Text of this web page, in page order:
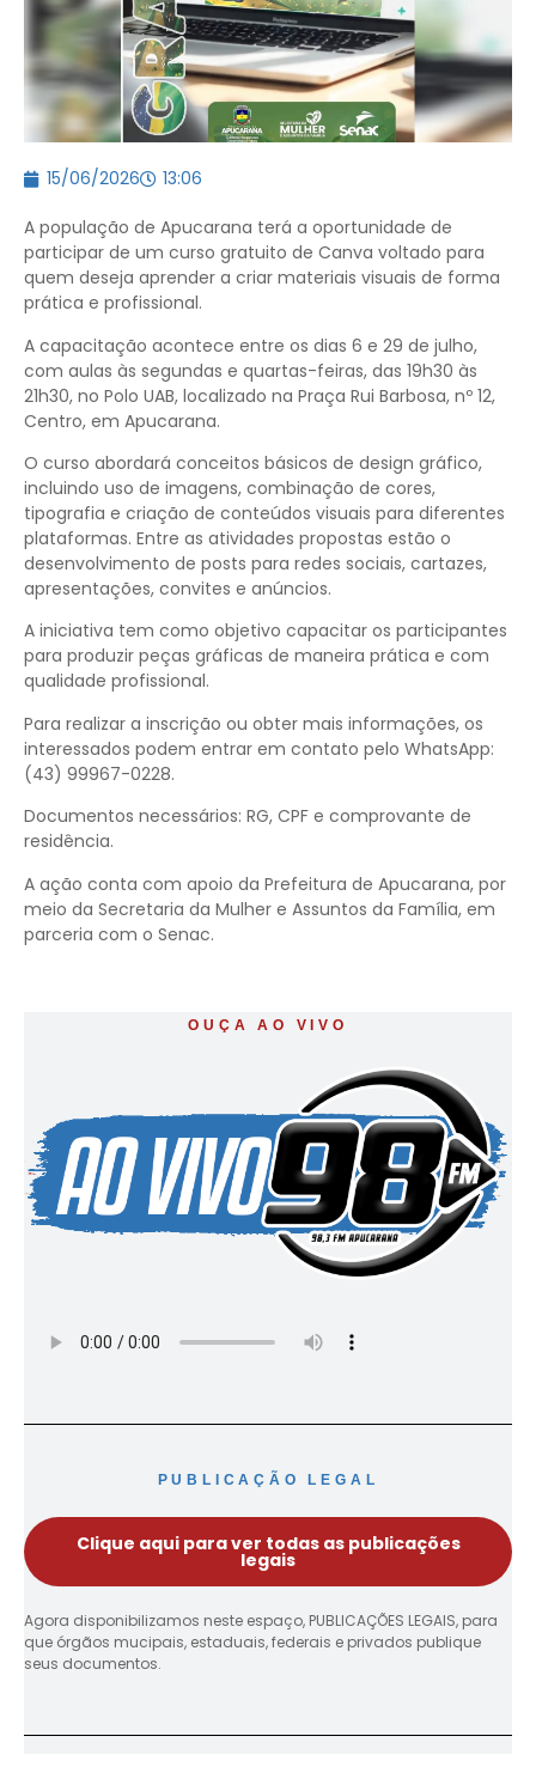
15/06/2026 13:06
A população de Apucarana terá a oportunidade de
participar de um curso gratuito de Canva voltado para
quem deseja aprender a criar materiais visuais de forma
prática e profissional.
A capacitação acontece entre os dias 6 e 29 de julho,
com aulas às segundas e quartas-feiras, das 19h30 às
21h30, no Polo UAB, localizado na Praça Rui Barbosa, nº 12,
Centro, em Apucarana.
O curso abordará conceitos básicos de design gráfico,
incluindo uso de imagens, combinação de cores,
tipografia e criação de conteúdos visuais para diferentes
plataformas. Entre as atividades propostas estão o
desenvolvimento de posts para redes sociais, cartazes,
apresentações, convites e anúncios.
A iniciativa tem como objetivo capacitar os participantes
para produzir peças gráficas de maneira prática e com
qualidade profissional.
Para realizar a inscrição ou obter mais informações, os
interessados podem entrar em contato pelo WhatsApp:
(43) 99967-0228.
Documentos necessários: RG, CPF e comprovante de
residência.
A ação conta com apoio da Prefeitura de Apucarana, por
meio da Secretaria da Mulher e Assuntos da Família, em
parceria com o Senac.
OUÇA AO VIVO
PUBLICAÇÃO LEGAL
Clique aqui para ver todas as publicações
legais
Agora disponibilizamos neste espaço, PUBLICAÇÕES LEGAIS, para
que órgãos mucipais, estaduais, federais e privados publique
seus documentos.